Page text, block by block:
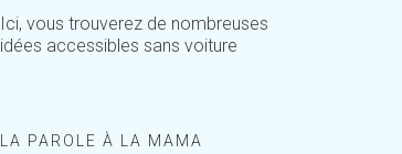
Ici, vous trouverez de nombreuses
idées accessibles sans voiture
LA PAROLE À LA MAMA